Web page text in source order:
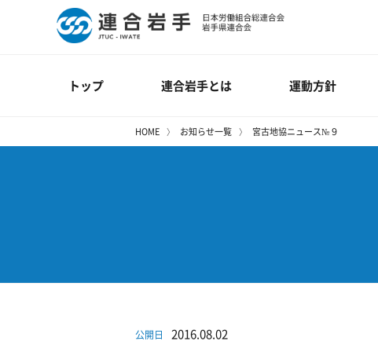
トップ 連合岩手とは 運動方針
HOME お知らせ一覧 宮古地協ニュース№９
公開日 2016.08.02